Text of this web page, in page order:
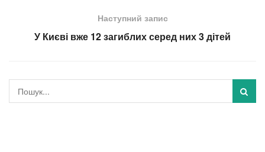
Наступний запис
У Києві вже 12 загиблих серед них 3 дітей